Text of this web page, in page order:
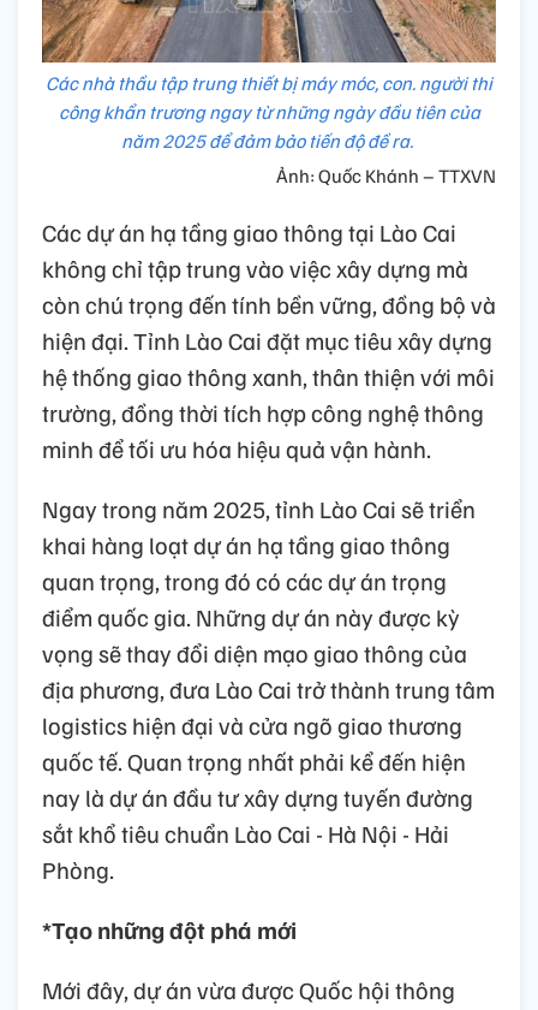
Các nhà thầu tập trung thiết bị máy móc, con. người thi
công khẩn trương ngay từ những ngày đầu tiên của
năm 2025 để đảm bảo tiến độ đề ra.
Ảnh: Quốc Khánh – TTXVN
Các dự án hạ tầng giao thông tại Lào Cai
không chỉ tập trung vào việc xây dựng mà
còn chú trọng đến tính bền vững, đồng bộ và
hiện đại. Tỉnh Lào Cai đặt mục tiêu xây dựng
hệ thống giao thông xanh, thân thiện với môi
trường, đồng thời tích hợp công nghệ thông
minh để tối ưu hóa hiệu quả vận hành.
Ngay trong năm 2025, tỉnh Lào Cai sẽ triển
khai hàng loạt dự án hạ tầng giao thông
quan trọng, trong đó có các dự án trọng
điểm quốc gia. Những dự án này được kỳ
vọng sẽ thay đổi diện mạo giao thông của
địa phương, đưa Lào Cai trở thành trung tâm
logistics hiện đại và cửa ngõ giao thương
quốc tế. Quan trọng nhất phải kể đến hiện
nay là dự án đầu tư xây dựng tuyến đường
sắt khổ tiêu chuẩn Lào Cai - Hà Nội - Hải
Phòng.
*Tạo những đột phá mới
Mới đây, dự án vừa được Quốc hội thông